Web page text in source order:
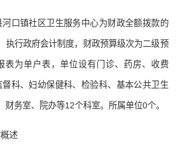
口镇社区卫生服务中心为财政全额拨款的
执行政府会计制度，财政预算级次为二级预
表为单户表，单位设有门诊、药房、收费
科、妇幼保健科、检验科、基本公共卫生
财务室、院办等12个科室。所属单位0个。
述